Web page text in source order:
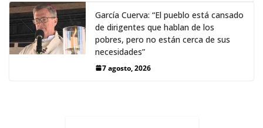
García Cuerva: “El pueblo está cansado
de dirigentes que hablan de los
pobres, pero no están cerca de sus
necesidades”
7 agosto, 2026